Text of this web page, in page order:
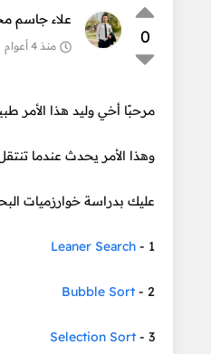
0
علاء جاسم
منذ 4 أعوام
مرحبًا أخي وليد هذا الأمر
وهذا الأمر يحدث عندما
عليك بدراسة خوارزميات
1 -
Leaner Search
2 -
Bubble Sort
3 -
Selection Sort